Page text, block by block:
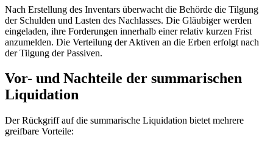
Nach Erstellung des Inventars überwacht die Behörde die Tilgung
der Schulden und Lasten des Nachlasses. Die Gläubiger werden
eingeladen, ihre Forderungen innerhalb einer relativ kurzen Frist
anzumelden. Die Verteilung der Aktiven an die Erben erfolgt nach
der Tilgung der Passiven.
Vor- und Nachteile der summarischen
Liquidation
Der Rückgriff auf die summarische Liquidation bietet mehrere
greifbare Vorteile: